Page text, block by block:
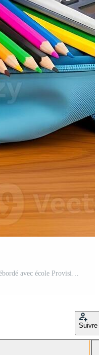
retour à école ouvert bleu sac à dos débordé avec école Provisions sur en bois bureau prêt pour apprentissage Photo Pro
Suivre